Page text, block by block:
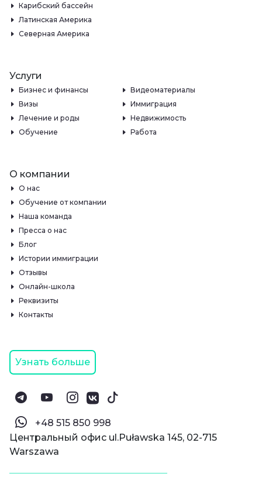
Карибский бассейн
Латинская Америка
Северная Америка
Услуги
Бизнес и финансы
Видеоматериалы
Визы
Иммиграция
Лечение и роды
Недвижимость
Обучение
Работа
О компании
О нас
Обучение от компании
Наша команда
Пресса о нас
Блог
Истории иммиграции
Отзывы
Онлайн-школа
Реквизиты
Контакты
Узнать больше
‪+48 515 850 998‬
Центральный офис ul.Puławska 145, 02-715
Warszawa